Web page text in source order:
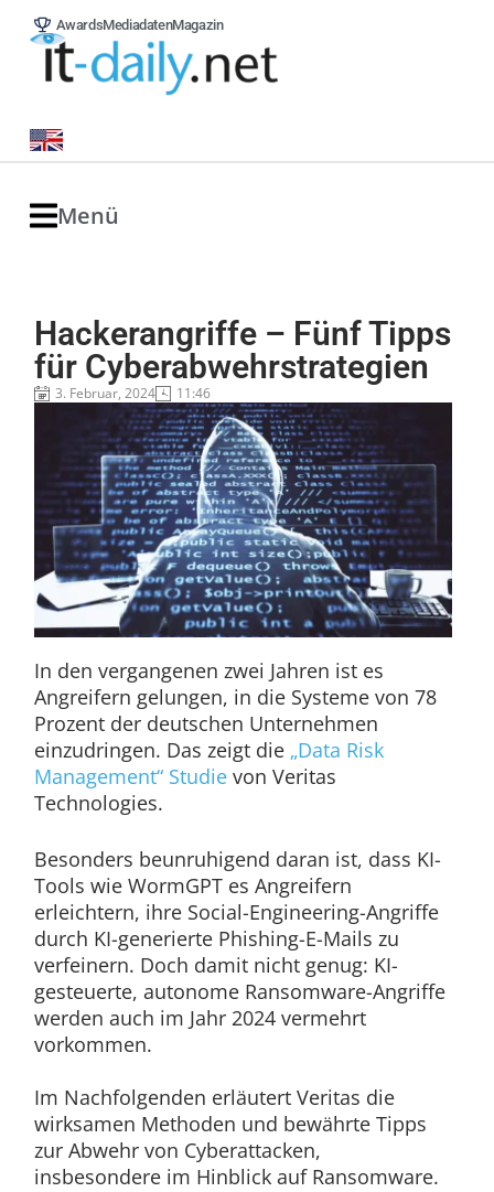
AwardsMediadatenMagazin
Menü
Hackerangriffe – Fünf Tipps
für Cyberabwehrstrategien
3. Februar, 2024 11:46
In den vergangenen zwei Jahren ist es
Angreifern gelungen, in die Systeme von 78
Prozent der deutschen Unternehmen
einzudringen. Das zeigt die „Data Risk
Management“ Studievon Veritas
Technologies.
Besonders beunruhigend daran ist, dass KI-
Tools wie WormGPT es Angreifern
erleichtern, ihre Social-Engineering-Angriffe
durch KI-generierte Phishing-E-Mails zu
verfeinern. Doch damit nicht genug: KI-
gesteuerte, autonome Ransomware-Angriffe
werden auch im Jahr 2024 vermehrt
vorkommen.
Im Nachfolgenden erläutert Veritas die
wirksamen Methoden und bewährte Tipps
zur Abwehr von Cyberattacken,
insbesondere im Hinblick auf Ransomware.